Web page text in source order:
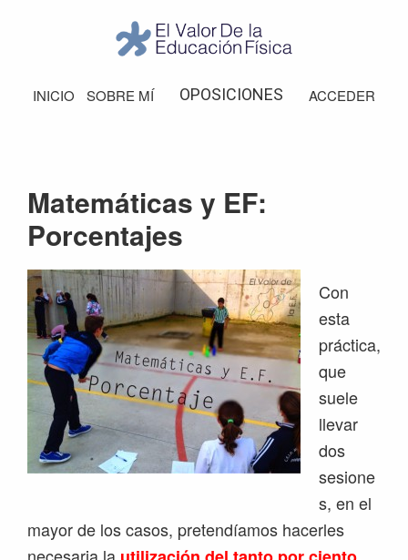
navegación
principal
barra
Valor
de
INICIO SOBRE MÍ OPOSICIONES ACCEDER
Matemáticas y EF:
Porcentajes
Con
esta
práctica,
que
suele
llevar
dos
sesione
s, en el
mayor de los casos, pretendíamos hacerles